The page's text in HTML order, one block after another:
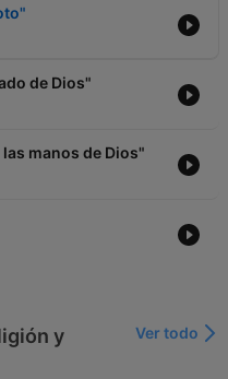
de Dios"
manos de Dios"
y
Ver todo